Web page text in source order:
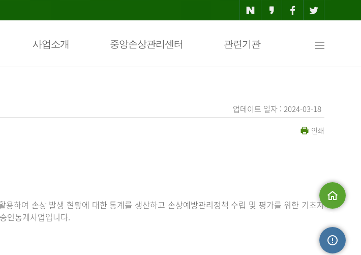
사업소개 중앙손상관리센터 관련기관
맵
업데이트 일자 : 2024-03-18
인쇄
용하여 손상 발생 현황에 대한 통계를 생산하고 손상예방관리정책 수립 및 평가를 위한 기초자
인통계사업입니다.